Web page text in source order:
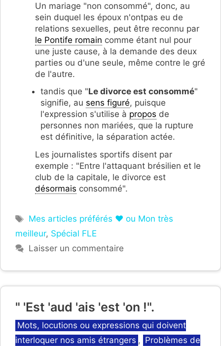
Un mariage "non consommé", donc, au
sein duquel les époux n'ontpas eu de
relations sexuelles, peut être reconnu par
le Pontife romain comme étant nul pour
une juste cause, à la demande des deux
parties ou d'une seule, même contre le gré
de l'autre.
tandis que "Le divorce est consommé"
signifie, au sens figuré, puisque
l'expression s'utilise à propos de
personnes non mariées, que la rupture
est définitive, la séparation actée.
Les journalistes sportifs disent par
exemple : "Entre l'attaquant brésilien et le
club de la capitale, le divorce est
désormais consommé".
Étiquettes
Mes articles préférés ❤ ou Mon très
meilleur, Spécial FLE
Laisser un commentaire
" 'Est 'aud 'ais 'est 'on !".
Catégories
Mots, locutions ou expressions qui doivent
interloquer nos amis étrangers , Problèmes de